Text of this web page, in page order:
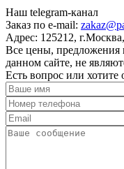
Наш telegram-канал
Заказ по e-mail:
Адрес: 125212,
Все цены, предложения
данном сайте, не
Есть вопрос или хотите